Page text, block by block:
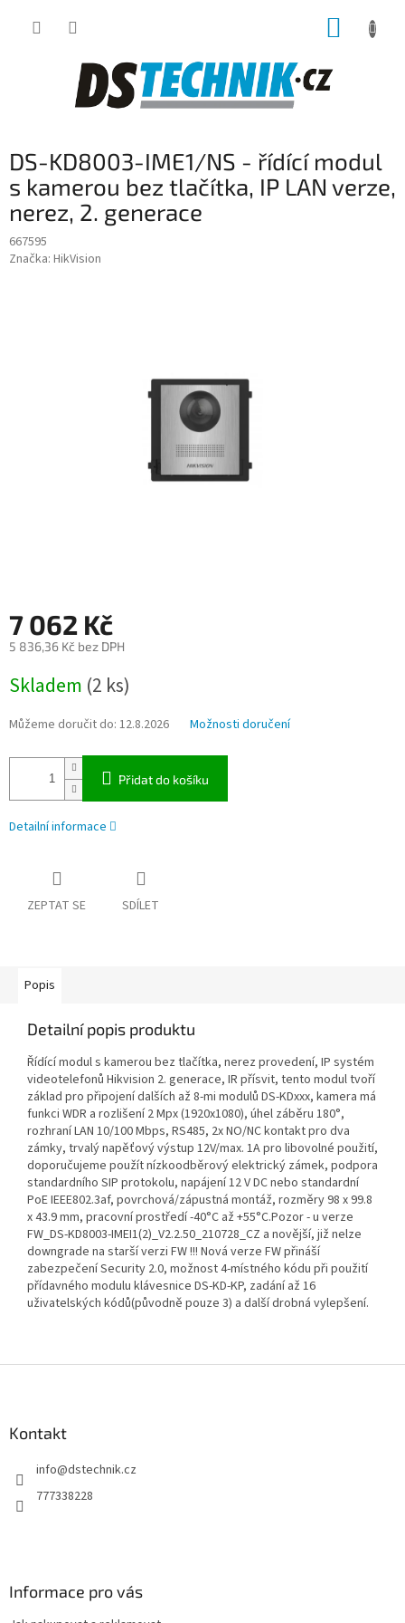
DS-KD8003-IME1/NS - řídící modul
s kamerou bez tlačítka, IP LAN verze,
nerez, 2. generace
667595
Značka: HikVision
7 062 Kč
5 836,36 Kč bez DPH
cena:
Skladem (2 ks)
Můžeme doručit do: 12.8.2026 Možnosti doručení
Přidat do košíku
Detailní informace
ZEPTAT SE SDÍLET
Popis
Detailní popis produktu
Řídící modul s kamerou bez tlačítka, nerez provedení, IP systém
videotelefonů Hikvision 2. generace, IR přísvit, tento modul tvoří
základ pro připojení dalších až 8-mi modulů DS-KDxxx, kamera má
funkci WDR a rozlišení 2 Mpx (1920x1080), úhel záběru 180°,
rozhraní LAN 10/100 Mbps, RS485, 2x NO/NC kontakt pro dva
zámky, trvalý napěťový výstup 12V/max. 1A pro libovolné použití,
doporučujeme použít nízkoodběrový elektrický zámek, podpora
standardního SIP protokolu, napájení 12 V DC nebo standardní
PoE IEEE802.3af, povrchová/zápustná montáž, rozměry 98 x 99.8
x 43.9 mm, pracovní prostředí -40°C až +55°C.Pozor - u verze
FW_DS-KD8003-IMEI1(2)_V2.2.50_210728_CZ a novější, již nelze
downgrade na starší verzi FW !!! Nová verze FW přináší
zabezpečení Security 2.0, možnost 4-místného kódu při použití
přídavného modulu klávesnice DS-KD-KP, zadání až 16
uživatelských kódů(původně pouze 3) a další drobná vylepšení.
Kontakt
info@dstechnik.cz
777338228
Informace pro vás